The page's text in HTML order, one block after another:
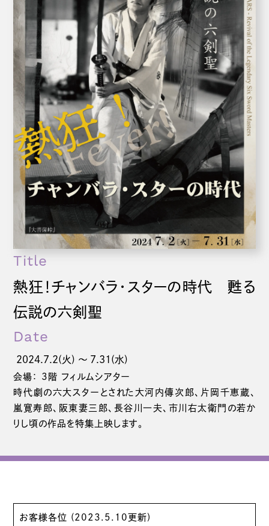
Title
熱狂！チャンバラ・スターの時代 甦る
伝説の六剣聖
Date
2024.7.2(火) 〜 7.31(水)
会場： 3階 フィルムシアター
時代劇の六大スターとされた大河内傳次郎、片岡千恵蔵、
嵐寛寿郎、阪東妻三郎、長谷川一夫、市川右太衛門の若か
りし頃の作品を特集上映します。
お客様各位 (2023.5.10更新)